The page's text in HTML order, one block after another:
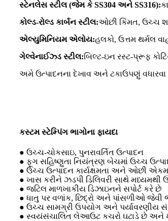
સ્ટેનલેસ સ્ટીલ (જેમ કે SS304 અને SS316):
કોલ્ડ-રોલ્ડ કાર્બન સ્ટીલ:ઓછી કિંમત, ઉચ્ચ
એલ્યુમિનિયમ એલોય:હલકો, ઉત્તમ થર્મલ
ગેલ્વેનાઈઝ્ડ સ્ટીલ:બિલ્ટ-ઇન રસ્ટ-પ્રૂફ
અમે ઉત્પાદનના દેખાવ અને ટકાઉપણું વધારવા
કસ્ટમ સ્ટેમ્પિંગ ભાગોના ફાયદા
● ઉચ્ચ-ચોકસાઇ, પુનરાવર્તિત ઉત્પાદન
● ફૂગ સહિષ્ણુતા નિયંત્રણ બેચમાં ઉચ્ચ
● ઉચ્ચ ઉત્પાદન કાર્યક્ષમતા અને ઓછી
● ખાસ કરીને ઝડપી ડિલિવરી સાથે મધ્યમથી
● જટિલ માળખાકીય ડિઝાઇનને સપોર્ટ કરે છે
● ધાતુ પર વળાંક, છિદ્રો અને પાંસળીઓ જેવી
● ઉચ્ચ સામગ્રી ઉપયોગ અને પર્યાવરણીય
● સ્વયંસંચાલિત લેઆઉટ કચરો ઘટાડે છે અને